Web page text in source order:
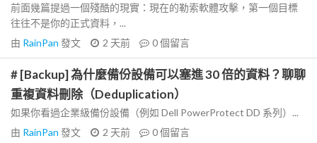
前面幾篇提過一個殘酷的現實：現在的勒索軟體攻擊，第一個目標
往往不是你的正式資料，...
由 RainPan 發文 2 天前 0個留言
# [Backup] 為什麼備份設備可以塞進 30 倍的資料？聊聊
重複資料刪除（Deduplication）
如果你看過企業級備份設備（例如 Dell PowerProtect DD 系列）...
由 RainPan 發文 2 天前 0個留言